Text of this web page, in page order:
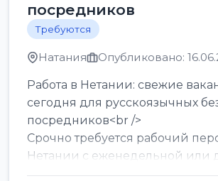
посредников
Требуются
Натания Опубликовано:
Работа в Нетании: свежие
сегодня для русскоязычных
посредников<br />
Срочно требуется рабочий
Нетании с еженедельной или
оплатой<br />